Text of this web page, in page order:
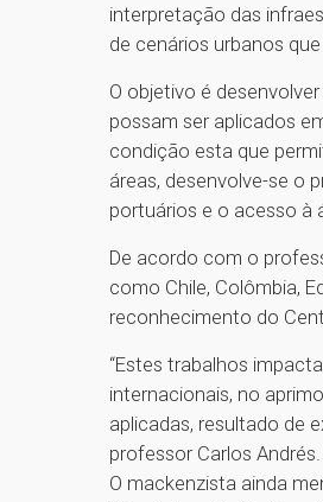
interpretação das
de cenários urbanos
O objetivo é
possam ser aplicados
condição esta que
áreas, desenvolve-se o
portuários e o acesso à
De acordo com o
como Chile, Colômbia,
reconhecimento do
“Estes trabalhos
internacionais, no
aplicadas, resultado de
professor Carlos Andrés.
O mackenzista ainda